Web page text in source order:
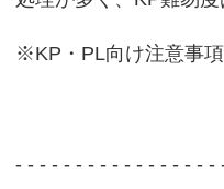
※KP・PL向け注意事項
- - - - - - - - - - - - - - - - -